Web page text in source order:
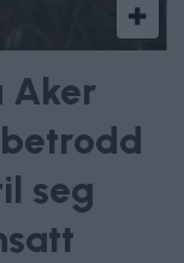
Aker
seg